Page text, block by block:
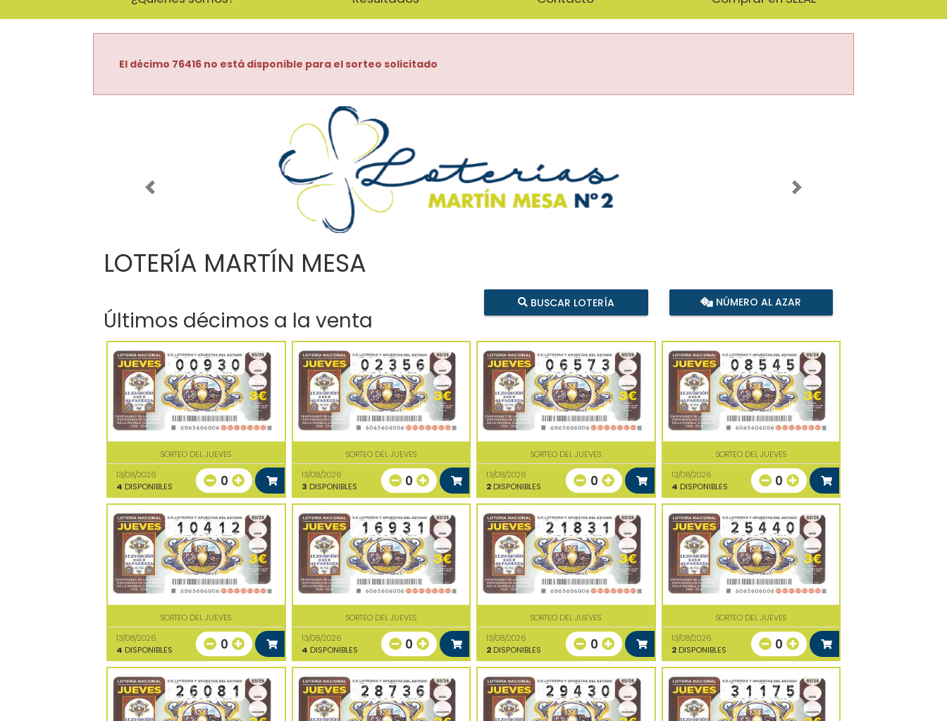
El décimo 76416 no está disponible para el sorteo solicitado
Imagen anterior Imagen siguiente
LOTERÍA MARTÍN MESA
Últimos décimos a la venta
BUSCAR LOTERÍA NÚMERO AL AZAR
SORTEO DEL JUEVES
13/08/2026
4 DISPONIBLES 0
SORTEO DEL JUEVES
13/08/2026
3 DISPONIBLES 0
SORTEO DEL JUEVES
13/08/2026
2 DISPONIBLES 0
SORTEO DEL JUEVES
13/08/2026
4 DISPONIBLES 0
SORTEO DEL JUEVES
13/08/2026
4 DISPONIBLES 0
SORTEO DEL JUEVES
13/08/2026
4 DISPONIBLES 0
SORTEO DEL JUEVES
13/08/2026
2 DISPONIBLES 0
SORTEO DEL JUEVES
13/08/2026
2DISPONIBLES 0